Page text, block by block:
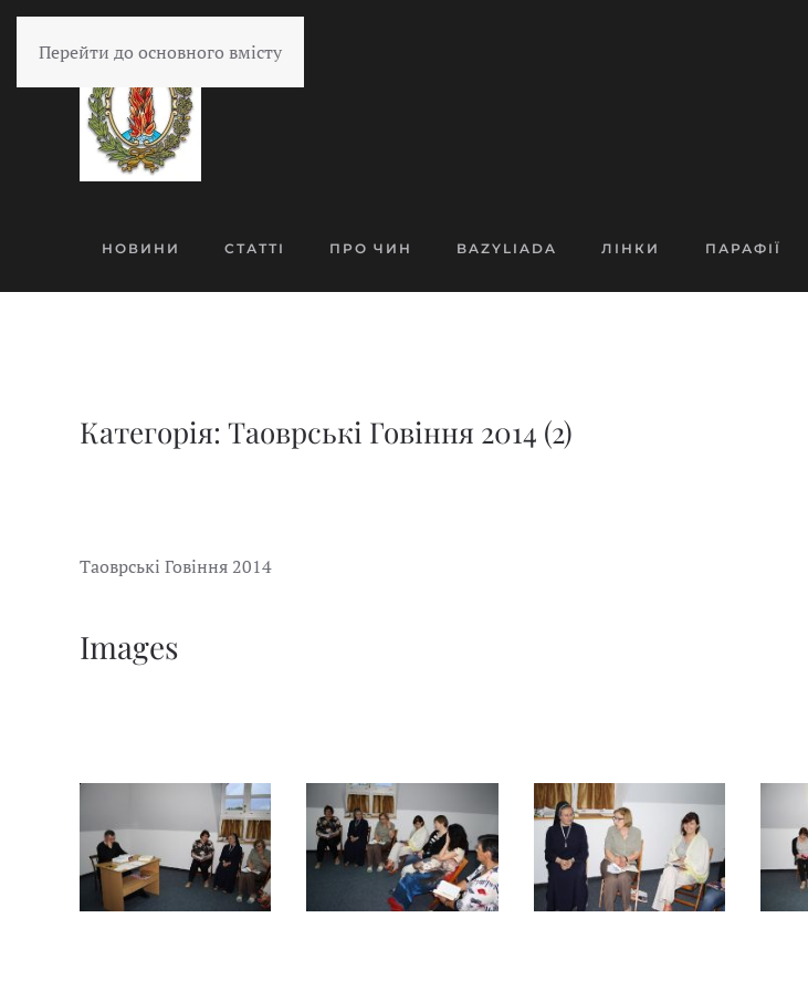
Перейти до основного вмісту
НОВИНИ СТАТТІ ПРО ЧИН BAZYLIADA ЛІНКИ ПАРАФІЇ
Категорія: Таоврські Говіння 2014 (2)
Таоврські Говіння 2014
Images